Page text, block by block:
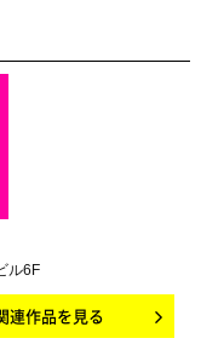
ル6F
連作品を見る